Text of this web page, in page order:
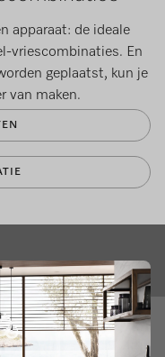
apparaat: de ideale
vriescombinaties. En
geplaatst, kun je
van maken.